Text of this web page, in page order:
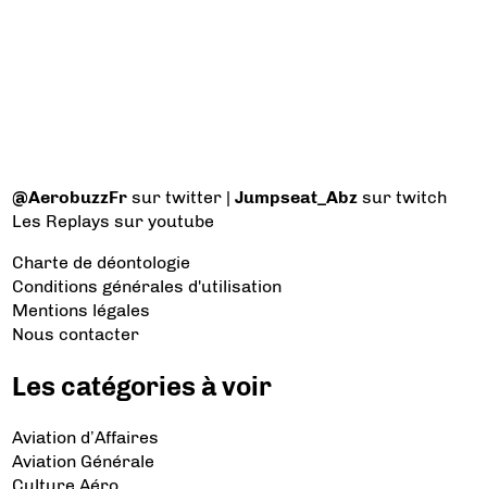
@AerobuzzFr sur twitter |Jumpseat_Abz sur twitch
Les Replays sur youtube
Charte de déontologie
Conditions générales d'utilisation
Mentions légales
Nous contacter
Les catégories à voir
Aviation d’Affaires
Aviation Générale